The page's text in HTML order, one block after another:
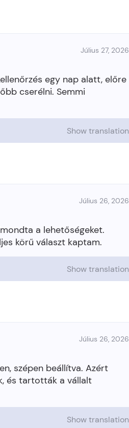
Július 27, 2026
egy nap alatt, előre
cserélni. Semmi
Show translation
Július 26, 2026
a lehetőségeket.
Show translation
Július 26, 2026
szépen beállítva. Azért
és tartották a vállalt
Show translation